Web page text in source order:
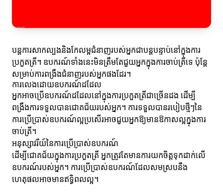
បន្តការសាកល្បងនិងកែលម្អជំនាញរបស់អ្នកជាបន្តបន្ទាប់នៅក្នុងការ
ប្រកួតត្រី។ ឧបករណ៍ទាំងនេះមិនត្រឹមតែជួយអ្នកក្នុងការចាប់ត្រីទេ ប៉ុន្តែ
សម្រាប់ការពង្រឹងជំនាញរបស់អ្នកផងដែរ។
ការលេងដោយឧបករណ៍ដដែល
អ្នកអាចប្រើឧបករណ៍ដដែលនៅក្នុងការប្រកួតត្រីជាច្រើនដង ដើម្បី
ពង្រឹងការទទួលបានជោគជ័យរបស់អ្នក។ ការទទួលបានរបៀបថ្មីៗនៃ
ការប្រើប្រាស់ឧបករណ៍ល្អប្រសើរអាចជួយអ្នកឱ្យមានឱកាសល្អក្នុងការ
ចាប់ត្រី។
អនុស្សាវរីយ៍នៃការប្រើប្រាស់ឧបករណ៍
ដើម្បីជោគជ័យក្នុងការប្រកួតត្រី អ្នកត្រូវតែមានការយកចិត្តទុកដាក់លើ
ឧបករណ៍របស់អ្នក។ ការប្រើប្រាស់ឧបករណ៍ដែលសមស្របនឹង
ហេតុផលអាចមានឥទ្ធិពលល្អ។